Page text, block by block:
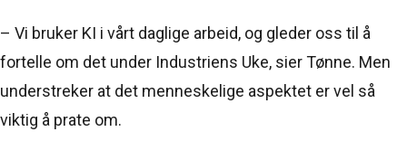
– Vi bruker KI i vårt daglige arbeid, og gleder oss til å
fortelle om det under Industriens Uke, sier Tønne. Men
understreker at det menneskelige aspektet er vel så
viktig å prate om.